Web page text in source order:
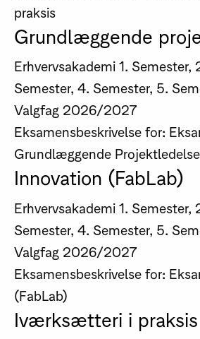
praksis
Grundlæggende
Erhvervsakademi 1. Semester,
Semester, 4. Semester, 5.
Valgfag 2026/2027
Eksamensbeskrivelse for:
Grundlæggende Projektledelse
Innovation (FabLab)
Erhvervsakademi 1. Semester,
Semester, 4. Semester, 5.
Valgfag 2026/2027
Eksamensbeskrivelse for:
(FabLab)
Iværksætteri i praksis